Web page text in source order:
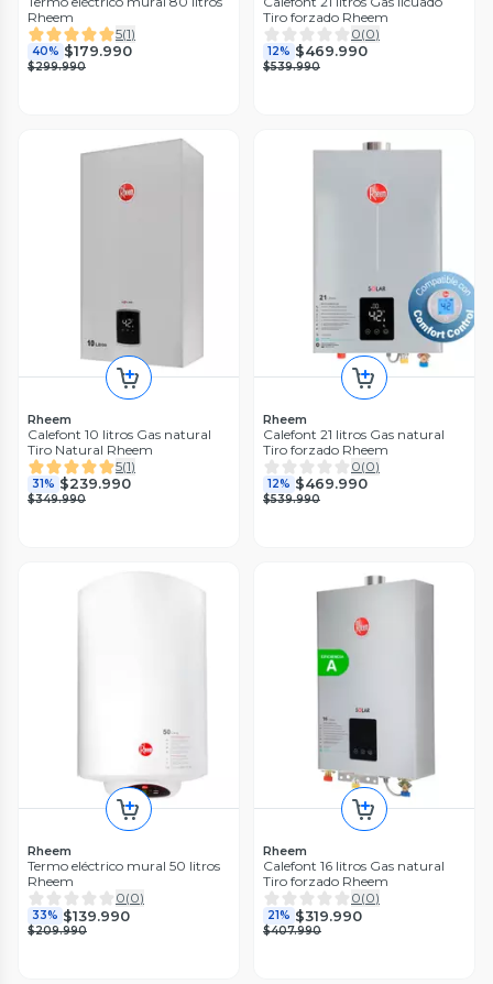
Rheem
5(1)
40% $179.990
$299.990
Tiro forzado Rheem
0(0)
12% $469.990
$539.990
Rheem
Calefont 10 litros Gas natural
Tiro Natural Rheem
5(1)
31% $239.990
$349.990
Rheem
Calefont 21 litros Gas natural
Tiro forzado Rheem
0(0)
12% $469.990
$539.990
Rheem
Termo eléctrico mural 50 litros
Rheem
0(0)
33% $139.990
$209.990
Rheem
Calefont 16 litros Gas natural
Tiro forzado Rheem
0(0)
21% $319.990
$407.990